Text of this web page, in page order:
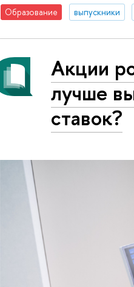
Образование выпускники
Акции
лучше
ставок?